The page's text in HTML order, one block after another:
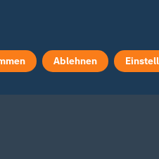
Ablehnen